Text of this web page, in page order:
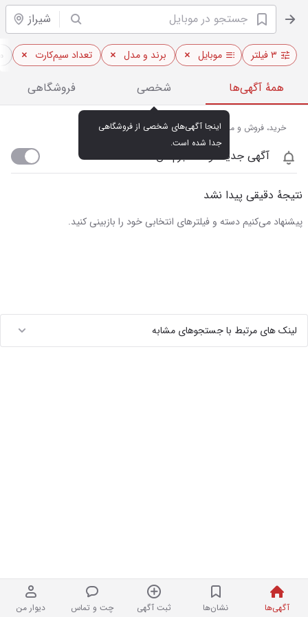
شیراز
آگهی‌ها نشان‌ها ثبت آگهی چت و تماس دیوار من
۳ فیلتر موبایل برند و مدل تعداد سیم‌کارت
همهٔ آگهی‌ها شخصی فروشگاهی
جدا شده است.
خرید، فروش و مشاهده قیمت روز موبایل در شیراز
آگهی جدید اومد خبرم کن
نتیجهٔ دقیقی پیدا نشد
پیشنهاد می‌کنیم دسته و فیلترهای انتخابی خود را بازبینی کنید.
لینک های مرتبط با جستجوهای مشابه